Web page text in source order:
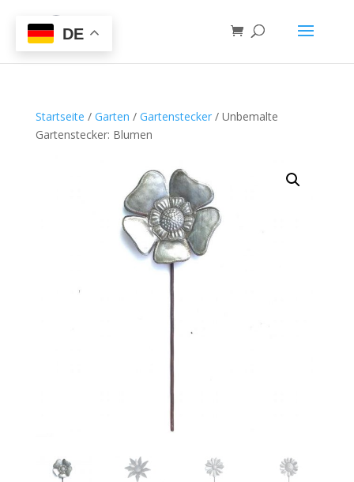
Startseite / Garten / Gartenstecker/ Unbemalte
Gartenstecker: Blumen
DE